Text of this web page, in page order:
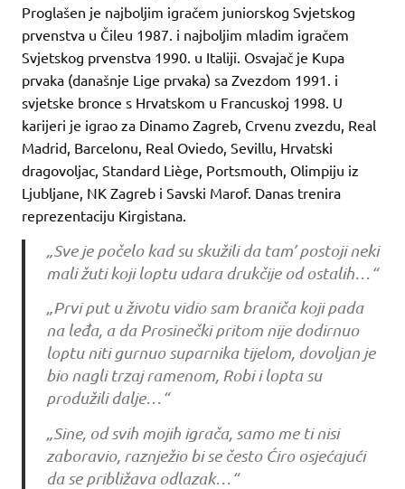
Proglašen je najboljim igračem juniorskog Svjetskog
prvenstva u Čileu 1987. i najboljim mladim igračem
Svjetskog prvenstva 1990. u Italiji. Osvajač je Kupa
prvaka (današnje Lige prvaka) sa Zvezdom 1991. i
svjetske bronce s Hrvatskom u Francuskoj 1998. U
karijeri je igrao za Dinamo Zagreb, Crvenu zvezdu, Real
Madrid, Barcelonu, Real Oviedo, Sevillu, Hrvatski
dragovoljac, Standard Liège, Portsmouth, Olimpiju iz
Ljubljane, NK Zagreb i Savski Marof. Danas trenira
reprezentaciju Kirgistana.
„Sve je počelo kad su skužili da tam’ postoji neki
mali žuti koji loptu udara drukčije od ostalih…“
„Prvi put u životu vidio sam braniča koji pada
na leđa, a da Prosinečki pritom nije dodirnuo
loptu niti gurnuo suparnika tijelom, dovoljan je
bio nagli trzaj ramenom, Robi i lopta su
produžili dalje…“
„Sine, od svih mojih igrača, samo me ti nisi
zaboravio, raznježio bi se često Ćiro osjećajući
da se približava odlazak…“